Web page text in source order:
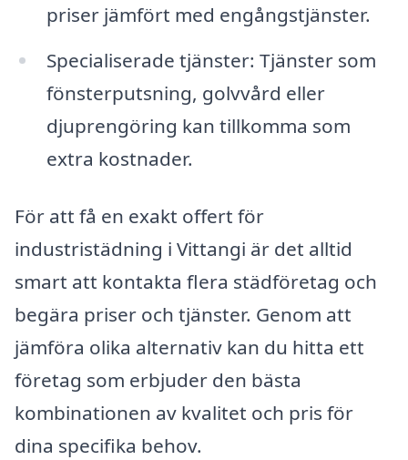
priser jämfört med engångstjänster.
Specialiserade tjänster: Tjänster som
fönsterputsning, golvvård eller
djuprengöring kan tillkomma som
extra kostnader.
För att få en exakt offert för
industristädning i Vittangi är det alltid
smart att kontakta flera städföretag och
begära priser och tjänster. Genom att
jämföra olika alternativ kan du hitta ett
företag som erbjuder den bästa
kombinationen av kvalitet och pris för
dina specifika behov.